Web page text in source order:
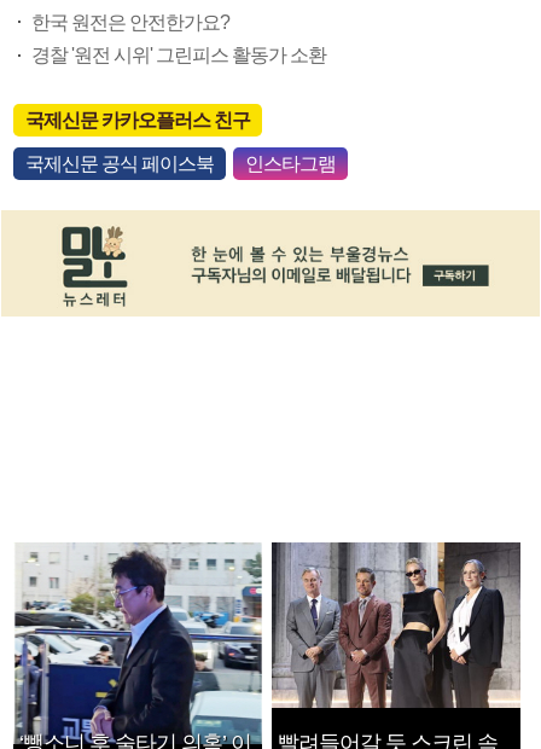
한국 원전은 안전한가요?
경찰 '원전 시위' 그린피스 활동가 소환
국제신문 카카오플러스 친구
국제신문 공식 페이스북 인스타그램
‘뺑소니 후 술타기 의혹’ 이 빨려들어갈 듯 스크린 속